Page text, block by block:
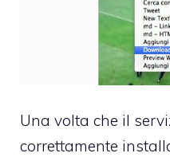
Una volta che il
correttamente